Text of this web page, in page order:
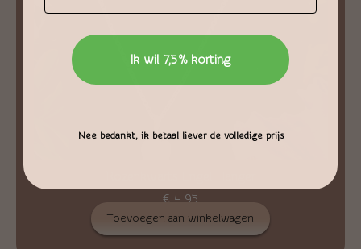
€4,95
Toevoegen aan winkelwagen
Ik wil 7,5% korting
Nee bedankt, ik betaal liever de volledige prijs